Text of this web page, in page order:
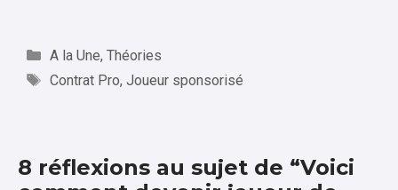
Catégories
A la Une, Théories
Étiquettes
Contrat Pro, Joueur sponsorisé
8 réflexions au sujet de “Voici